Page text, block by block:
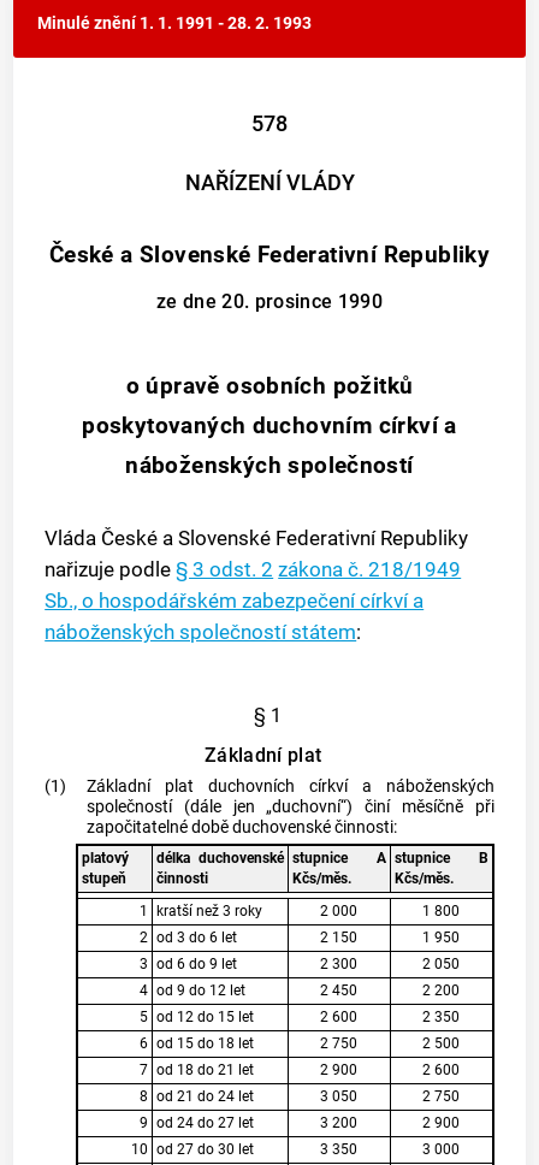
Minulé znění1. 1. 1991 - 28. 2. 1993
578
NAŘÍZENÍ VLÁDY
České a Slovenské Federativní Republiky
ze dne 20. prosince 1990
o úpravě osobních požitků
poskytovaných duchovním církví a
náboženských společností
Vláda České a Slovenské Federativní Republiky
nařizuje podle§ 3 odst. 2 zákona č. 218/1949
Sb., o hospodářském zabezpečení církví a
náboženských společností státem:
§ 1
Základní plat
(1)
Základní plat duchovních církví a náboženských
společností (dále jen „duchovní“) činí měsíčně při
započitatelné době duchovenské činnosti:
platový
stupeň
délka duchovenské
činnosti
stupnice A
Kčs/měs.
stupnice B
Kčs/měs.
1
kratší než 3 roky 2 000
1 800
2 od 3 do 6 let 2 150
1 950
3 od 6 do 9 let 2 300
2 050
4 od 9 do 12 let 2 450
2 200
5 od 12 do 15 let 2 600
2 350
6 od 15 do 18 let 2 750
2 500
7 od 18 do 21 let 2 900
2 600
8 od 21 do 24 let 3 050
2 750
9 od 24 do 27 let 3 200
2 900
10 od 27 do 30 let 3 350
3 000